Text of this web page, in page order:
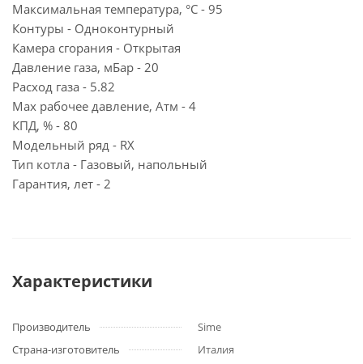
Максимальная температура, °С - 95
Контуры - Одноконтурный
Камера сгорания - Открытая
Давление газа, мБар - 20
Расход газа - 5.82
Max рабочее давление, Атм - 4
КПД, % - 80
Модельный ряд - RX
Тип котла - Газовый, напольный
Гарантия, лет - 2
Характеристики
Производитель
Sime
Страна-изготовитель
Италия